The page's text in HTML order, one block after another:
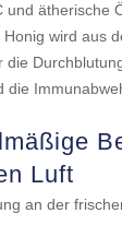
und ätherische
wird aus
die
Luft
an der